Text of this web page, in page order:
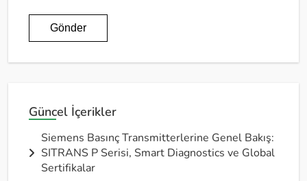
Gönder
Güncel İçerikler
Siemens Basınç Transmitterlerine Genel Bakış:
SITRANS P Serisi, Smart Diagnostics ve Global
Sertifikalar